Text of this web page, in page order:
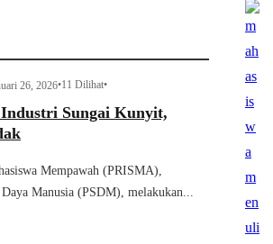
26, 2026•11 Dilihat•
Sungai Kunyit,
Mempawah (PRISMA),
Manusia (PSDM), melakukan...